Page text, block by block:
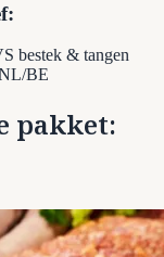
bestek & tangen
BE
pakket: